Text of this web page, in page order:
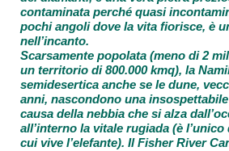
contaminata perché quasi
pochi angoli dove la vita fiorisce, è
nell’incanto.
Scarsamente popolata (meno di 2
un territorio di 800.000 kmq), la
semidesertica anche se le dune,
anni, nascondono una
causa della nebbia che si alza
all’interno la vitale rugiada (è
cui vive l’elefante). Il Fisher River